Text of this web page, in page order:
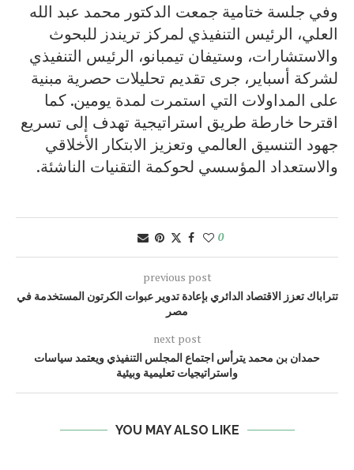
وفي جلسة ختامية جمعت الدكتور محمد عبد الله
العلي، الرئيس التنفيذي لمركز تريندز للبحوث
والاستشارات، وستيفان تيمبانو، الرئيس التنفيذي
لشركة أسباير، جرى تقديم تحليلات حصرية مبنية
على المداولات التي استمرت لمدة يومين. كما
اقترحا خارطة طريق استراتيجية تهدف إلى تسريع
جهود التنسيق العالمي وتعزيز الابتكار الأخلاقي
والاستعداد المؤسسي لحوكمة التقنيات الناشئة.
0
previous post
تتراباك تعزز الاقتصاد الدائري بإعادة تدوير عبوات الكرتون المستخدمة في
مصر
next post
حمدان بن محمد يترأس اجتماع المجلس التنفيذي ويعتمد سياسات
واستراتيجيات تعليمية وبيئية
YOU MAY ALSO LIKE